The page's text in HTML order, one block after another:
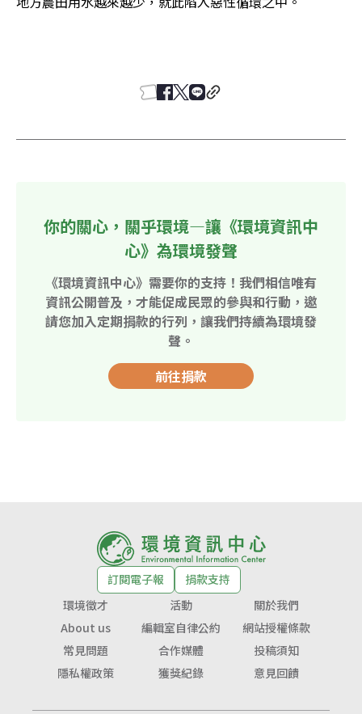
你的關心，關乎環境—讓《環境資訊中
心》為環境發聲
《環境資訊中心》需要你的支持！我們相信唯有
資訊公開普及，才能促成民眾的參與和行動，邀
請您加入定期捐款的行列，讓我們持續為環境發
聲。
前往捐款
訂閱電子報
捐款支持
環境徵才
活動
關於我們
About us
編輯室自律公約
網站授權條款
常見問題
合作媒體
投稿須知
隱私權政策
獲獎紀錄 意見回饋